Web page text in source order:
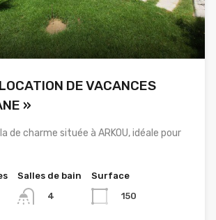
DE VACANCES
»
de charme située à ARKOU, idéale pour
Salles de bain
4
Surface
150